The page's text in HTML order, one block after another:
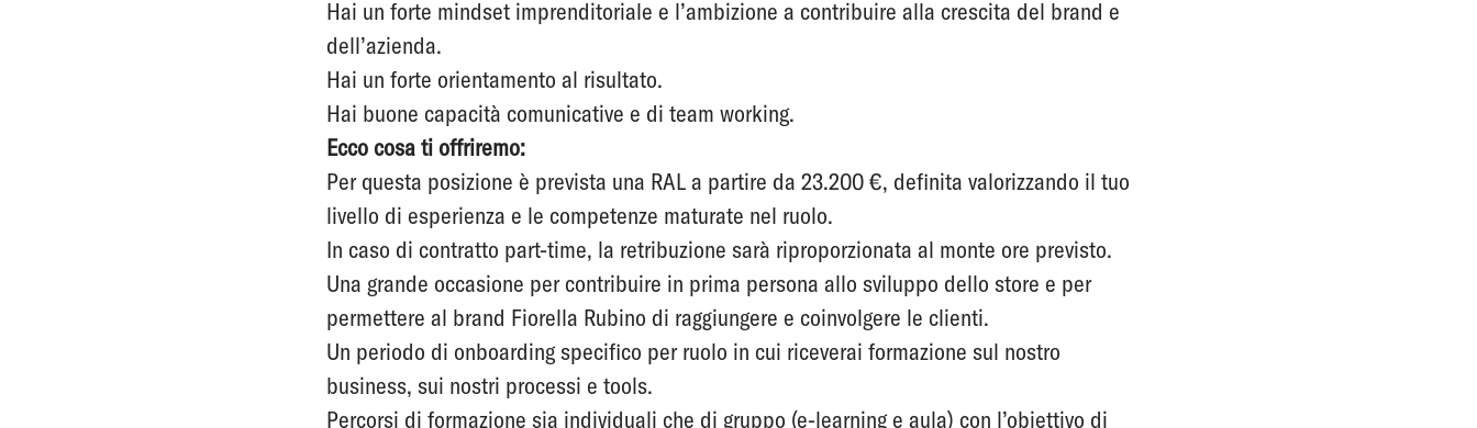
Hai un forte mindset imprenditoriale e l’ambizione a contribuire alla crescita del brand e
dell’azienda.
Hai un forte orientamento al risultato.
Hai buone capacità comunicative e di team working.
Ecco cosa ti offriremo:
Per questa posizione è prevista una RAL a partire da 23.200 €, definita valorizzando il tuo
livello di esperienza e le competenze maturate nel ruolo.
In caso di contratto part-time, la retribuzione sarà riproporzionata al monte ore previsto.
Una grande occasione per contribuire in prima persona allo sviluppo dello store e per
permettere al brand Fiorella Rubino di raggiungere e coinvolgere le clienti.
Un periodo di onboarding specifico per ruolo in cui riceverai formazione sul nostro
business, sui nostri processi e tools.
Percorsi di formazione sia individuali che di gruppo (e-learning e aula) con l’obiettivo di